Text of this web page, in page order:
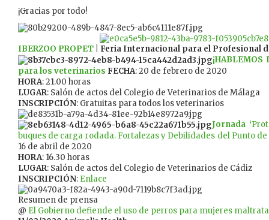
¡Gracias por todo!
IBERZOO PROPET | Feria Internacional para el Profesional
para los veterinarios FECHA: 20 de febrero de 2020
HORA: 21.00 horas
LUGAR: Salón de actos del Colegio de Veterinarios de Málaga
INSCRIPCIÓN: Gratuitas para todos los veterinarios
Jornada ‘
buques de carga rodada. Fortalezas y Debilidades del Punto
16 de abril de 2020
HORA: 16.30 horas
LUGAR: Salón de actos del Colegio de Veterinarios de Cádiz
INSCRIPCIÓN: Enlace
Resumen de prensa
@ El Gobierno defiende el uso de perros para mujeres